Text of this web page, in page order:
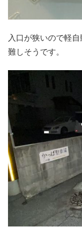
入口が狭いので軽
難しそうです。